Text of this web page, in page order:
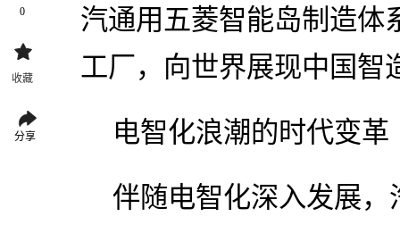
0
收藏
分享
汽通用五菱智能岛制造体
工厂，向世界展现中国智
电智化浪潮的时代变革
伴随电智化深入发展